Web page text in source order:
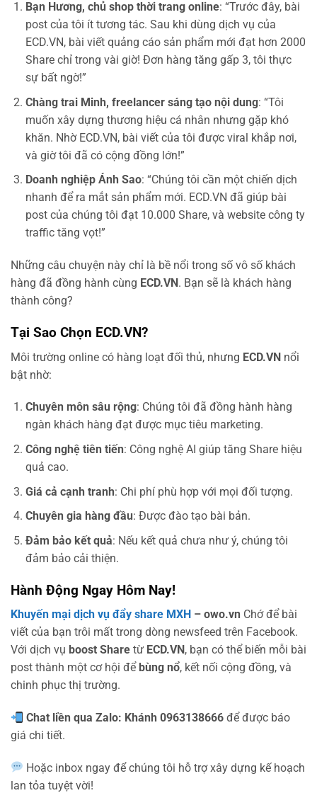
Bạn Hương, chủ shop thời trang online: “Trước đây, bài
post của tôi ít tương tác. Sau khi dùng dịch vụ của
ECD.VN, bài viết quảng cáo sản phẩm mới đạt hơn 2000
Share chỉ trong vài giờ! Đơn hàng tăng gấp 3, tôi thực
sự bất ngờ!”
Chàng trai Minh, freelancer sáng tạo nội dung: “Tôi
muốn xây dựng thương hiệu cá nhân nhưng gặp khó
khăn. Nhờ ECD.VN, bài viết của tôi được viral khắp nơi,
và giờ tôi đã có cộng đồng lớn!”
Doanh nghiệp Ánh Sao: “Chúng tôi cần một chiến dịch
nhanh để ra mắt sản phẩm mới. ECD.VN đã giúp bài
post của chúng tôi đạt 10.000 Share, và website công ty
traffic tăng vọt!”
Những câu chuyện này chỉ là bề nổi trong số vô số khách
hàng đã đồng hành cùng ECD.VN . Bạn sẽ là khách hàng
thành công?
Tại Sao Chọn ECD.VN?
Môi trường online có hàng loạt đối thủ, nhưng ECD.VN nổi
bật nhờ:
Chuyên môn sâu rộng: Chúng tôi đã đồng hành hàng
ngàn khách hàng đạt được mục tiêu marketing.
Công nghệ tiên tiến: Công nghệ AI giúp tăng Share hiệu
quả cao.
Giá cả cạnh tranh: Chi phí phù hợp với mọi đối tượng.
Chuyên gia hàng đầu: Được đào tạo bài bản.
Đảm bảo kết quả: Nếu kết quả chưa như ý, chúng tôi
đảm bảo cải thiện.
Hành Động Ngay Hôm Nay!
Khuyến mại dịch vụ đẩy share MXH – owo.vn Chớ để bài
viết của bạn trôi mất trong dòng newsfeed trên Facebook.
Với dịch vụ boost Share từ ECD.VN , bạn có thể biến mỗi bài
post thành một cơ hội để bùng nổ, kết nối cộng đồng, và
chinh phục thị trường.
Chat liền qua Zalo: Khánh 0963138666 để được báo
giá chi tiết.
Hoặc inbox ngay để chúng tôi hỗ trợ xây dựng kế hoạch
lan tỏa tuyệt vời!